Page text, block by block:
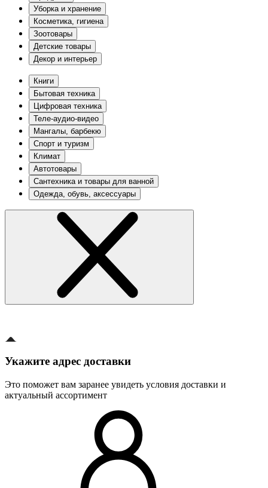
Уборка и хранение
Косметика, гигиена
Зоотовары
Детские товары
Декор и интерьер
Книги
Бытовая техника
Цифровая техника
Теле-аудио-видео
Мангалы, барбекю
Спорт и туризм
Климат
Автотовары
Сантехника и товары для ванной
Одежда, обувь, аксессуары
Укажите адрес доставки
Это поможет вам заранее увидеть условия доставки и
актуальный ассортимент